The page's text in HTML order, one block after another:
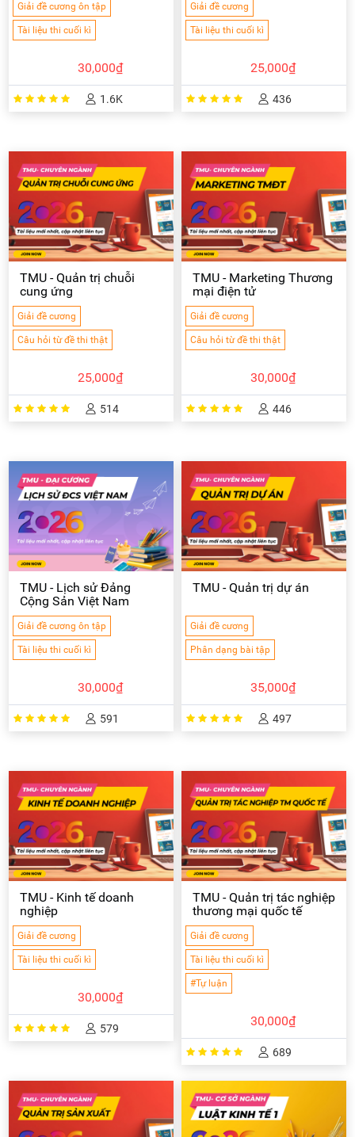
Giải đề cương ôn tập
Tài liệu thi cuối kì
30,000₫
1.6K
Giải đề cương
Tài liệu thi cuối kì
25,000₫
436
TMU - Quản trị chuỗi
cung ứng
Giải đề cương
Câu hỏi từ đề thi thật
25,000₫
514
TMU - Marketing Thương
mại điện tử
Giải đề cương
Câu hỏi từ đề thi thật
30,000₫
446
TMU - Lịch sử Đảng
Cộng Sản Việt Nam
Giải đề cương ôn tập
Tài liệu thi cuối kì
30,000₫
591
TMU - Quản trị dự án
Giải đề cương
Phân dạng bài tập
35,000₫
497
TMU - Kinh tế doanh
nghiệp
Giải đề cương
Tài liệu thi cuối kì
30,000₫
579
TMU - Quản trị tác nghiệp
thương mại quốc tế
Giải đề cương
Tài liệu thi cuối kì
#Tự luận
30,000₫
689